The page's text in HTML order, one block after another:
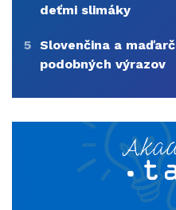
deťmi slimáky
5 Slovenčina a
podobných výrazov